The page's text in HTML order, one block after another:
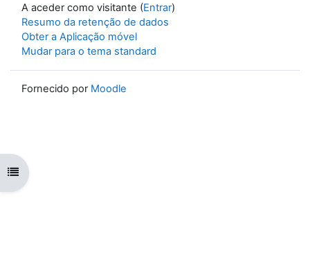
Abrir índice da disciplina
A aceder como visitante (Entrar)
Resumo da retenção de dados
Obter a Aplicação móvel
Mudar para o tema standard
Fornecido por Moodle